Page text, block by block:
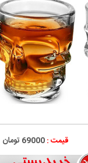
قیمت :69000 تومان